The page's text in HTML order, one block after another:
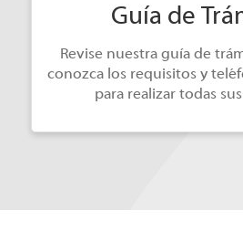
Guía de
Revise nuestra guía de
conozca los requisitos y
para realizar todas